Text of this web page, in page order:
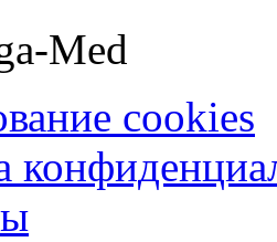
Med
cookies